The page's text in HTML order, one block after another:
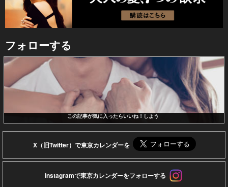
フォローする
この記事が気に入ったらいいね！しよう
X（旧Twitter）で東京カレンダーを
Instagramで東京カレンダーをフォローする